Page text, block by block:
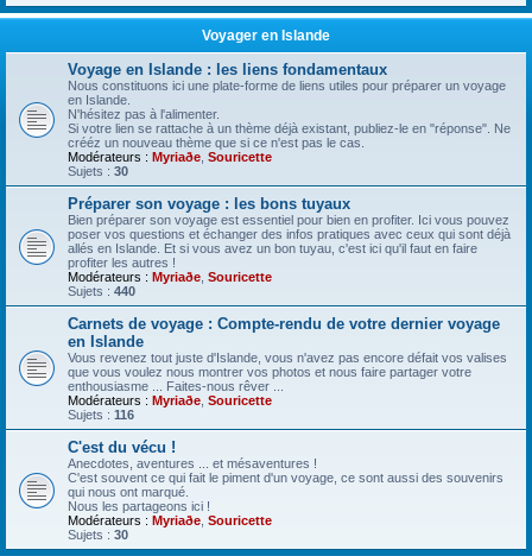
Voyager en Islande
Voyage en Islande : les liens fondamentaux
Nous constituons ici une plate-forme de liens utiles pour préparer un voyage
en Islande.
N'hésitez pas à l'alimenter.
Si votre lien se rattache à un thème déjà existant, publiez-le en "réponse". Ne
crééz un nouveau thème que si ce n'est pas le cas.
Modérateurs : Myriaðe Souricette
Sujets : 30
Préparer son voyage : les bons tuyaux
Bien préparer son voyage est essentiel pour bien en profiter. Ici vous pouvez
poser vos questions et échanger des infos pratiques avec ceux qui sont déjà
allés en Islande. Et si vous avez un bon tuyau, c'est ici qu'il faut en faire
profiter les autres !
Modérateurs : Myriaðe Souricette
Sujets : 440
Carnets de voyage : Compte-rendu de votre dernier voyage
en Islande
Vous revenez tout juste d'Islande, vous n'avez pas encore défait vos valises
que vous voulez nous montrer vos photos et nous faire partager votre
enthousiasme ... Faites-nous rêver ...
Modérateurs : Myriaðe Souricette
Sujets : 116
C'est du vécu !
Anecdotes, aventures ... et mésaventures !
C'est souvent ce qui fait le piment d'un voyage, ce sont aussi des souvenirs
qui nous ont marqué.
Nous les partageons ici !
Modérateurs : Myriaðe Souricette
Sujets : 30